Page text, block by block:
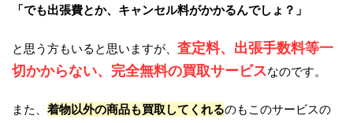
「でも出張費とか、キャンセル料がかかるんでしょ？」
と思う方もいると思いますが、 査定料、出張手数料等一
切かからない、完全無料の買取サービスなのです。
また、 着物以外の商品も買取してくれるのもこのサービスの